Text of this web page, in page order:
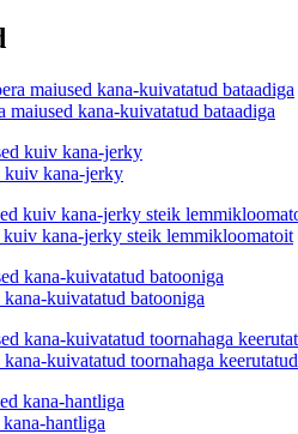
kana-kuivatatud bataadiga
kuiv kana-jerky
kuiv kana-jerky steik lemmikloomatoit
kuivatatud batooniga
kuivatatud toornahaga keerutatud
hantliga